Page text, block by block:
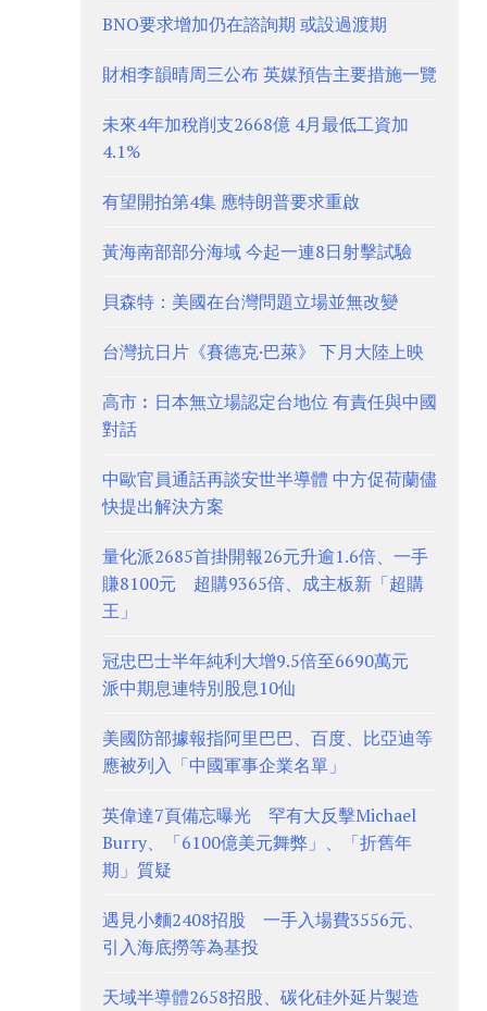
BNO要求增加仍在諮詢期 或設過渡期
財相李韻晴周三公布 英媒預告主要措施一覽
未來4年加稅削支2668億 4月最低工資加
4.1%
有望開拍第4集 應特朗普要求重啟
黃海南部部分海域 今起一連8日射擊試驗
貝森特：美國在台灣問題立場並無改變
台灣抗日片《賽德克·巴萊》 下月大陸上映
高市︰日本無立場認定台地位 有責任與中國
對話
中歐官員通話再談安世半導體 中方促荷蘭儘
快提出解決方案
量化派2685首掛開報26元升逾1.6倍、一手
賺8100元 超購9365倍、成主板新「超購
王」
冠忠巴士半年純利大增9.5倍至6690萬元
派中期息連特別股息10仙
美國防部據報指阿里巴巴、百度、比亞迪等
應被列入「中國軍事企業名單」
英偉達7頁備忘曝光 罕有大反擊Michael
Burry、「6100億美元舞弊」、「折舊年
期」質疑
遇見小麵2408招股 一手入場費3556元、
引入海底撈等為基投
天域半導體2658招股、碳化硅外延片製造